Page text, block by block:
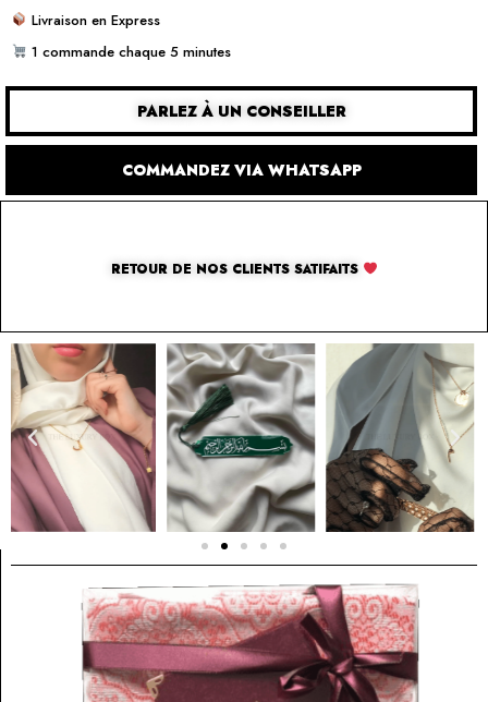
Livraison en Express
1 commande chaque 5 minutes
PARLEZ À UN CONSEILLER
COMMANDEZ VIA WHATSAPP
RETOUR DE NOS CLIENTS SATIFAITS